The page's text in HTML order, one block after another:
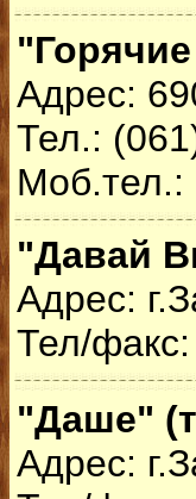
Адрес:
Тел.:
Моб.тел.:
"Давай
Адрес:
Тел/
"Даше"
Адрес: